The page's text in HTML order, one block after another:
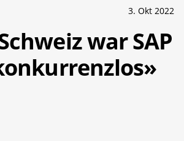
3. Okt 2022
war SAP